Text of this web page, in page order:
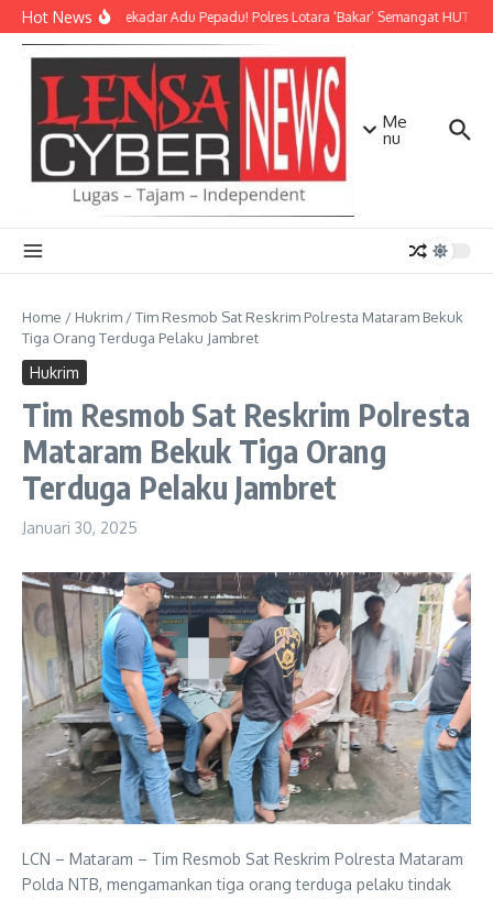
Lewati ke konten
Hot NewsBukan Sekadar Adu Pepadu! Polres Lotara ‘Bakar’ Semangat HUT
Me
nu
Home / Hukrim /Tim Resmob Sat Reskrim Polresta Mataram Bekuk
Tiga Orang Terduga Pelaku Jambret
Hukrim
Tim Resmob Sat Reskrim Polresta
Mataram Bekuk Tiga Orang
Terduga Pelaku Jambret
Januari 30, 2025
LCN – Mataram – Tim Resmob Sat Reskrim Polresta Mataram
Polda NTB, mengamankan tiga orang terduga pelaku tindak